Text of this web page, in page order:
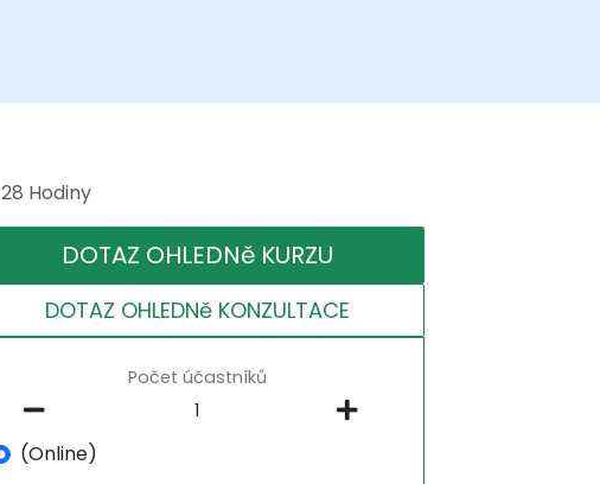
28 Hodiny
DOTAZ OHLEDNě KURZU
DOTAZ OHLEDNě KONZULTACE
Počet účastníků
(Online)